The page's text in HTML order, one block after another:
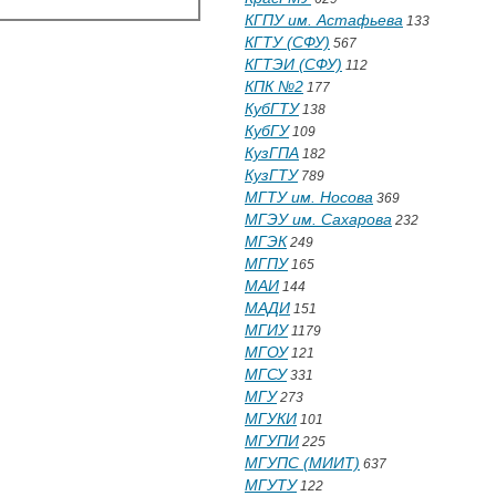
КГПУ им. Астафьева 133
КГТУ (СФУ) 567
КГТЭИ (СФУ) 112
КПК №2 177
КубГТУ138
КубГУ109
КузГПА 182
КузГТУ789
МГТУ им. Носова 369
МГЭУ им. Сахарова 232
МГЭК 249
МГПУ165
МАИ 144
МАДИ 151
МГИУ1179
МГОУ121
МГСУ331
МГУ273
МГУКИ 101
МГУПИ 225
МГУПС (МИИТ) 637
МГУТУ122